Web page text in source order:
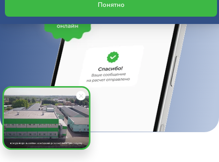
Понятно